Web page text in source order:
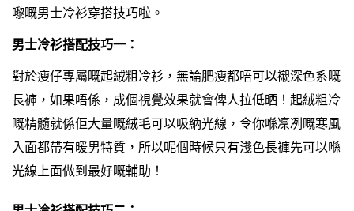
嚟嘅男士冷衫穿搭技巧啦。
男士冷衫搭配技巧一：
對於瘦仔專屬嘅起絨粗冷衫，無論肥瘦都唔可以襯深色系嘅
長褲，如果唔係，成個視覺效果就會俾人拉低晒！起絨粗冷
嘅精髓就係佢大量嘅絨毛可以吸納光線，令你喺凜冽嘅寒風
入面都帶有暖男特質，所以呢個時候只有淺色長褲先可以喺
光線上面做到最好嘅輔助！